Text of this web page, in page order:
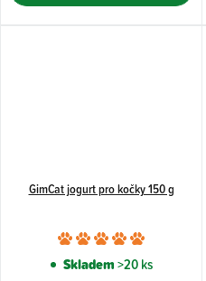
GimCat jogurt pro kočky 150 g
Průměrné
hodnocení
Skladem>20 ks